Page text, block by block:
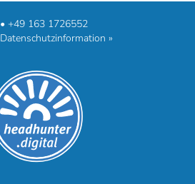
• +49 163 1726552
Datenschutzinformation »